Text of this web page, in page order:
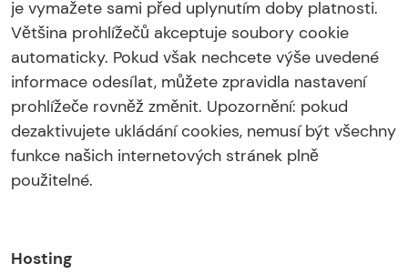
je vymažete sami před uplynutím doby platnosti.
Většina prohlížečů akceptuje soubory cookie
automaticky. Pokud však nechcete výše uvedené
informace odesílat, můžete zpravidla nastavení
prohlížeče rovněž změnit. Upozornění: pokud
dezaktivujete ukládání cookies, nemusí být všechny
funkce našich internetových stránek plně
použitelné.
Hosting